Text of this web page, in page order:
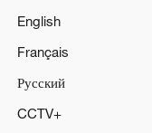
English
Français
Русский
CCTV+